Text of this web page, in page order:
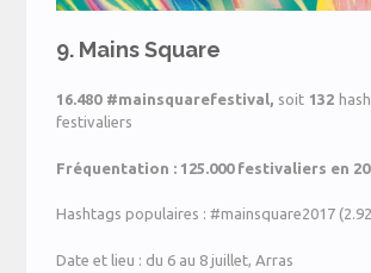
9. Mains Square
16.480 #mainsquarefestival, soit 132
festivaliers
Fréquentation : 125.000 festivaliers en
Hashtags populaires : #mainsquare2017
Date et lieu : du 6 au 8 juillet, Arras